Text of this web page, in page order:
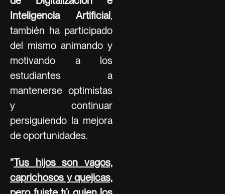
Inteligencia Artificial,
también ha participado
del mismo animando y
motivando a los
estudiantes a
mantenerse optimistas
y continuar
persiguiendo la mejora
de oportunidades.
“Tus hijos son vagos,
caprichosos y quejicas,